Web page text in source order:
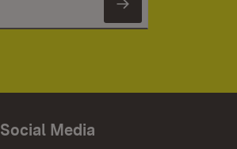
Newsletter
Social Media